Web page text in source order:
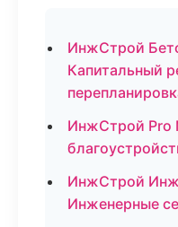
ИнжСтрой
Капитальный
ИнжСтрой Pro
ИнжСтрой
Инженерные